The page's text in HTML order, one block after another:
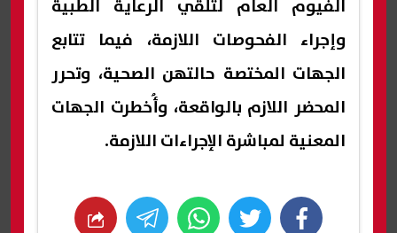
الفيوم العام لتلقي الرعاية الطبية
وإجراء الفحوصات اللازمة، فيما تتابع
الجهات المختصة حالتهن الصحية، وتحرر
المحضر اللازم بالواقعة، وأُخطرت الجهات
المعنية لمباشرة الإجراءات اللازمة.